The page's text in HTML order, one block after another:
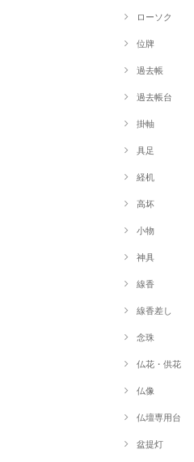
ローソク
位牌
過去帳
過去帳台
掛軸
具足
経机
高坏
小物
神具
線香
線香差し
念珠
仏花・供花
仏像
仏壇専用台
盆提灯